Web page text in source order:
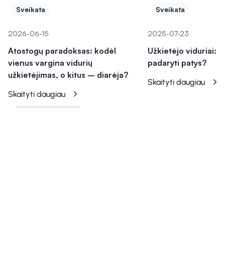
Sveikata
2026-06-15
Atostogų paradoksas: kodėl
vienus vargina vidurių
užkietėjimas, o kitus – diarėja?
Skaityti daugiau
Sveikata
2025-07-23
Užkietėjo viduriai:
padaryti patys?
Skaityti daugiau